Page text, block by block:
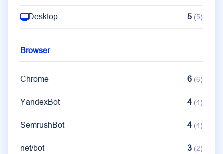
Desktop 5 (5)
Browser
Chrome 6 (6)
YandexBot 4 (4)
SemrushBot 4 (4)
net/bot 3 (2)